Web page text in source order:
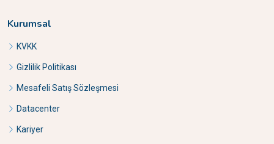
Kurumsal
KVKK
Gizlilik Politikası
Mesafeli Satış Sözleşmesi
Datacenter
Kariyer